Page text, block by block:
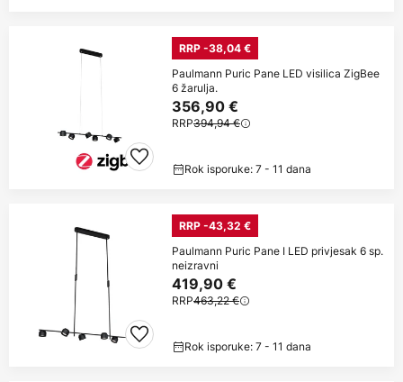
RRP -38,04 €
Paulmann Puric Pane LED visilica ZigBee
6 žarulja.
356,90 €
RRP394,94 €
Rok isporuke: 7 - 11 dana
RRP -43,32 €
Paulmann Puric Pane I LED privjesak 6 sp.
neizravni
419,90 €
RRP463,22 €
Rok isporuke: 7 - 11 dana